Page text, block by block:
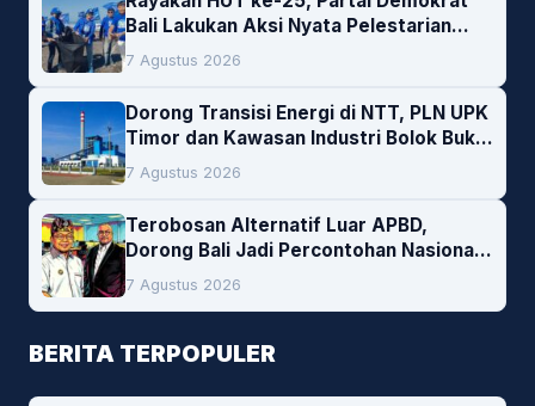
Bali Lakukan Aksi Nyata Pelestarian
Lingkungan
7 Agustus 2026
Dorong Transisi Energi di NTT, PLN UPK
Timor dan Kawasan Industri Bolok Buka
Peluang Investasi Woodchip untuk
Cofiring PLTU Bolok
7 Agustus 2026
Terobosan Alternatif Luar APBD,
Dorong Bali Jadi Percontohan Nasional
Pembiayaan Daerah
7 Agustus 2026
BERITA TERPOPULER